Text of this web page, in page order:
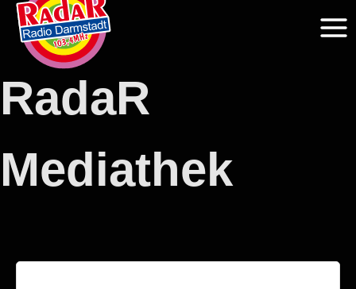
springen
RadaR
Mediathek